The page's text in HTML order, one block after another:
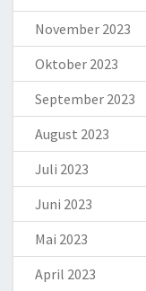
November 2023
Oktober 2023
September 2023
August 2023
Juli 2023
Juni 2023
Mai 2023
April 2023